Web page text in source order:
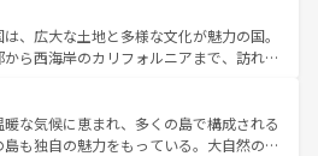
てほしい。
残る町や、スイスならではのユニークな
ルプス観光だけでなく町歩きも満喫する
民の所得が高いため物価も高いが、旅行
観光を楽しむこともできる。 なお、新
はコンテンツ一覧 を参照してほしい。
、広大な土地と多様な文化が魅力の国。
ら西海岸のカリフォルニアまで、訪れる
は、観光、ショッピング、エンターテイ
た刺激的なスポットだ。一方、アメリカ
が広がり、グランドキャニオンやイエロー
な気候に恵まれ、多くの島で構成される
も独自の魅力をもっている。大自然の神